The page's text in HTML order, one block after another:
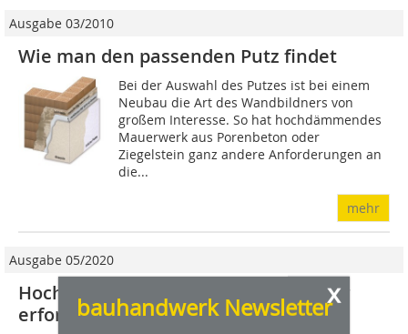
x
bauhandwerk Newsletter
Ausgabe 03/2010
Wie man den passenden Putz findet
Bei der Auswahl des Putzes ist bei einem
Neubau die Art des Wandbildners von
großem Interesse. So hat hochdämmendes
Mauerwerk aus Porenbeton oder
Ziegelstein ganz andere Anforderungen an
die...
mehr
Ausgabe 05/2020
Hoch wärmedämmende Wandbildner
erfordern spezielle Unterputze